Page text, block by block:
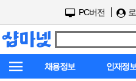
PC버전
채용정보 인재정보